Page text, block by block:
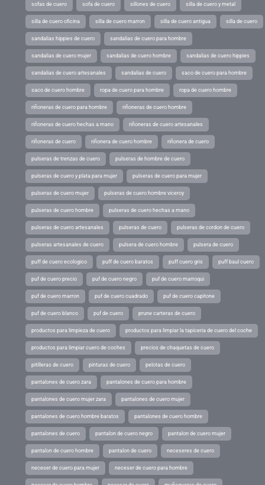
sofas de cuero sofa de cuero sillones de cuero silla de cuero y metal
silla de cuero oficina silla de cuero marron silla de cuero antigua silla de cuero
sandalias hippies de cuero sandalias de cuero para hombre
sandalias de cuero mujer sandalias de cuero hombre sandalias de cuero hippies
sandalias de cuero artesanales sandalias de cuero saco de cuero para hombre
saco de cuero hombre ropa de cuero para hombre ropa de cuero hombre
riñoneras de cuero para hombre riñoneras de cuero hombre
riñoneras de cuero hechas a mano riñoneras de cuero artesanales
riñoneras de cuero riñonera de cuero hombre riñonera de cuero
pulseras de trenzas de cuero pulseras de hombre de cuero
pulseras de cuero y plata para mujer pulseras de cuero para mujer
pulseras de cuero mujer pulseras de cuero hombre viceroy
pulseras de cuero hombre pulseras de cuero hechas a mano
pulseras de cuero artesanales pulseras de cuero pulseras de cordon de cuero
pulseras artesanales de cuero pulsera de cuero hombre pulsera de cuero
puff de cuero ecologico puff de cuero baratos puff cuero gris puff baul cuero
puf de cuero precio puf de cuero negro puf de cuero marroqui
puf de cuero marron puf de cuero cuadrado puf de cuero capitone
puf de cuero blanco puf de cuero prune carteras de cuero
productos para limpieza de cuero productos para limpiar la tapiceria de cuero del coche
productos para limpiar cuero de coches precios de chaquetas de cuero
pitilleras de cuero pinturas de cuero pelotas de cuero
pantalones de cuero zara pantalones de cuero para hombre
pantalones de cuero mujer zara pantalones de cuero mujer
pantalones de cuero hombre baratos pantalones de cuero hombre
pantalones de cuero pantalon de cuero negro pantalon de cuero mujer
pantalon de cuero hombre pantalon de cuero neceseres de cuero
neceser de cuero para mujer neceser de cuero para hombre